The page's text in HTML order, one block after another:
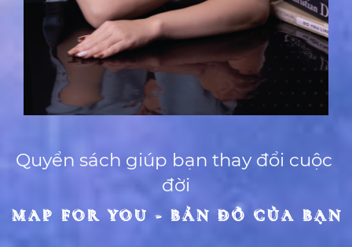
Quyển sách giúp bạn thay đổi cuộc
đời
MAP FOR YOU - BẢN ĐỒ CỦA BẠN
MAP FOR YOU - BẢN ĐỒ CỦA BẠN